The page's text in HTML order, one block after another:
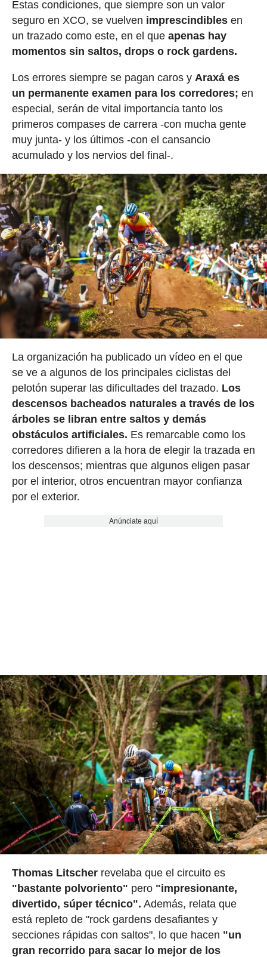
Estas condiciones, que siempre son un valor
seguro en XCO, se vuelven imprescindiblesen
un trazado como este, en el que apenas hay
momentos sin saltos, drops o rock gardens.
Los errores siempre se pagan caros y Araxá es
un permanente examen para los corredores; en
especial, serán de vital importancia tanto los
primeros compases de carrera -con mucha gente
muy junta- y los últimos -con el cansancio
acumulado y los nervios del final-.
La organización ha publicado un vídeo en el que
se ve a algunos de los principales ciclistas del
pelotón superar las dificultades del trazado. Los
descensos bacheados naturales a través de los
árboles se libran entre saltos y demás
obstáculos artificiales. Es remarcable como los
corredores difieren a la hora de elegir la trazada en
los descensos; mientras que algunos eligen pasar
por el interior, otros encuentran mayor confianza
por el exterior.
Anúnciate aquí
Thomas Litscherrevelaba que el circuito es
"bastante polvoriento" pero "impresionante,
divertido, súper técnico". Además, relata que
está repleto de "rock gardens desafiantes y
secciones rápidas con saltos", lo que hacen "un
gran recorrido para sacar lo mejor de los